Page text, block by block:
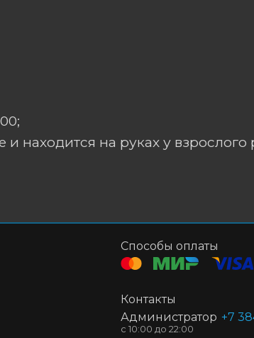
находится на руках у взрослого
Способы оплаты
Контакты
Администратор +7